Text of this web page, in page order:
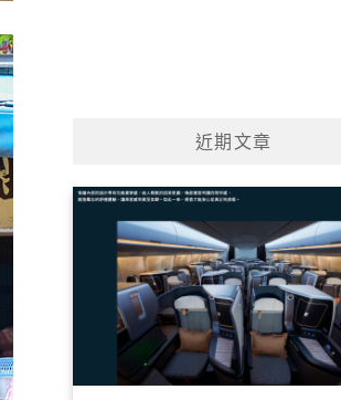
近期文章